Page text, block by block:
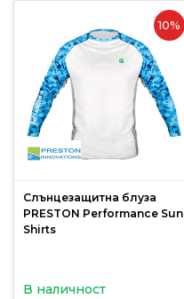
10%
Слънцезащитна блуза
PRESTON Performance Sun
Shirts
В наличност